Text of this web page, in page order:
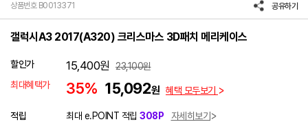
상품번호 B0013371 공유하기
갤럭시A3 2017(A320) 크리스마스 3D패치 메리케이스
할인가 15,400원 23,100원
최대혜택가
35% 15,092원 혜택 모두보기
적립 최대 e.POINT 적립 308P
자세히보기